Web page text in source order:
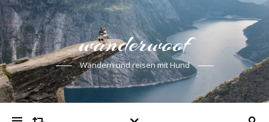
wanderwoof
Wandern und reisen mit Hund